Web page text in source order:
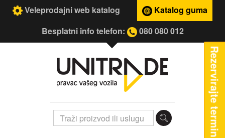
Veleprodajni web katalog
Katalog guma
Besplatni info telefon:
080 080 012
Rezervirajte termin